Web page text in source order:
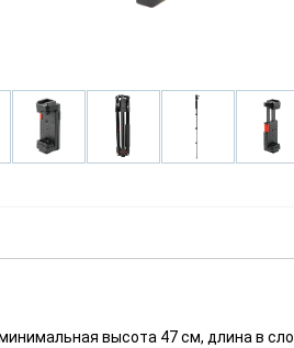
высота 47 см, длина в